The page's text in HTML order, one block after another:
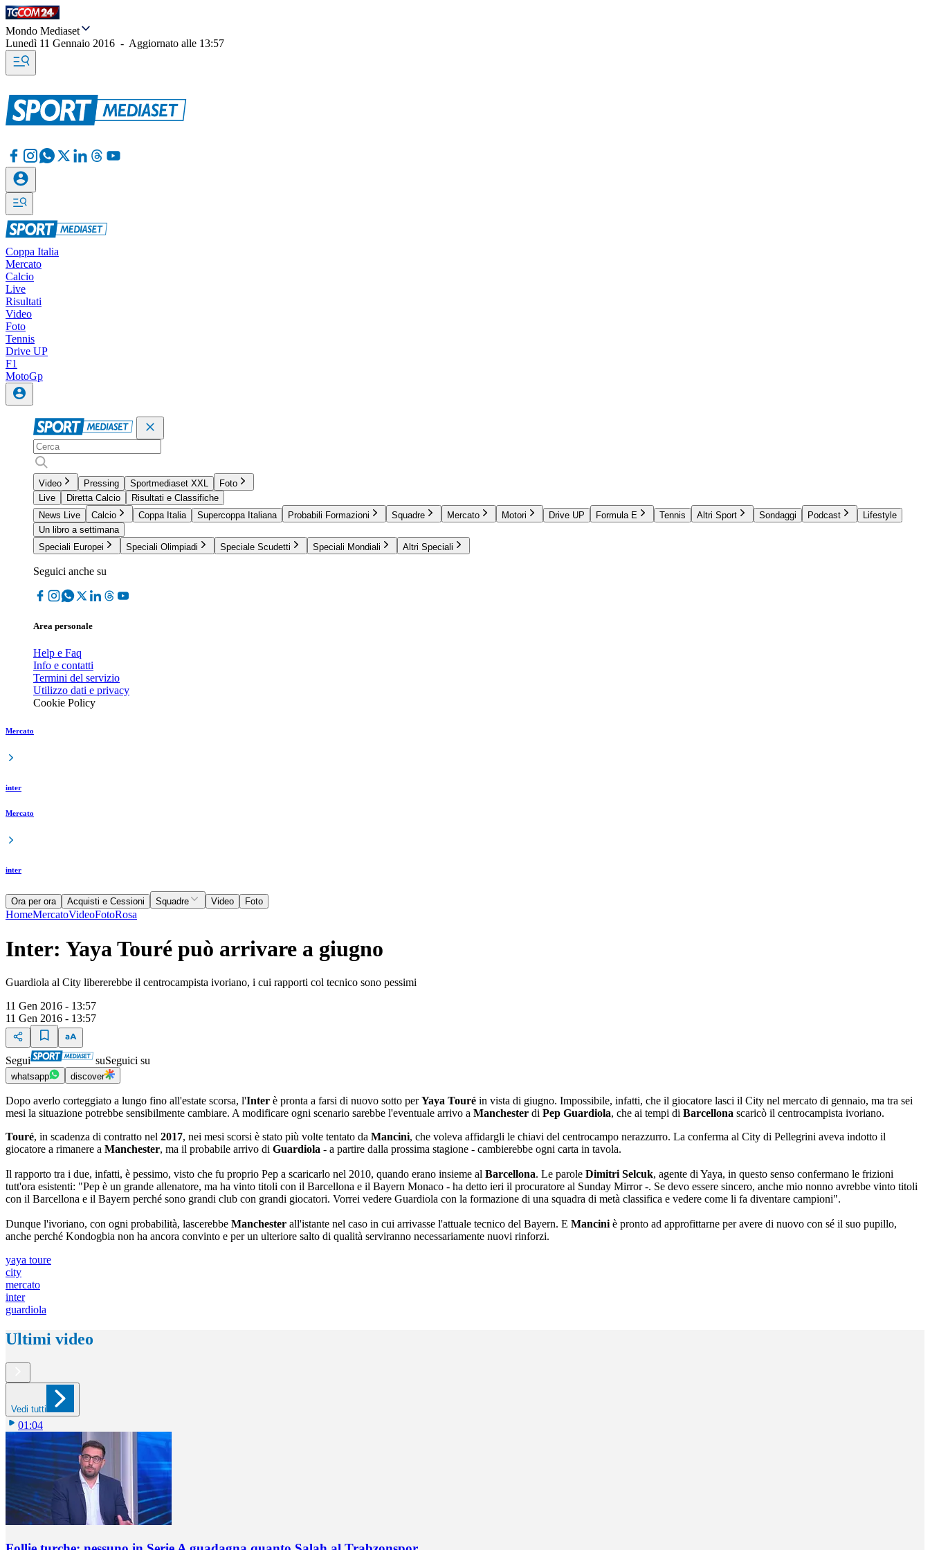
Mondo Mediaset
Lunedì 11 Gennaio 2016 - Aggiornato alle 13:57
Coppa Italia
Mercato
Calcio
Live
Risultati
Video
Foto
Tennis
Drive UP
F1
MotoGp
Video Pressing Sportmediaset XXL
Foto
Live
Diretta Calcio
Risultati e Classifiche
News Live
Calcio Coppa Italia Supercoppa Italiana Probabili Formazioni Squadre Mercato Motori Drive UP Formula E Tennis Altri Sport Sondaggi Podcast
Lifestyle
Un libro a settimana
Speciali Europei
Speciali Olimpiadi Speciale Scudetti Speciali Mondiali Altri Speciali
Seguici anche su
Area personale
Help e Faq
Info e contatti
Termini del servizio
Utilizzo dati e privacy
Cookie Policy
Mercato
inter
Mercato
inter
Ora per ora Acquisti e Cessioni Squadre Video Foto
HomeMercatoVideoFotoRosa
Inter: Yaya Touré può arrivare a giugno
Guardiola al City libererebbe il centrocampista ivoriano, i cui rapporti col tecnico sono pessimi
11 Gen 2016 - 13:57
11 Gen 2016 - 13:57
Segui suSeguici su
whatsapp discover
Dopo averlo corteggiato a lungo fino all'estate scorsa, l'Inter è pronta a farsi di nuovo sotto perYaya Touré in vista di giugno. Impossibile, infatti, che il giocatore lasci il City nel mercato di gennaio, ma tra sei
mesi la situazione potrebbe sensibilmente cambiare. A modificare ogni scenario sarebbe l'eventuale arrivo a Manchester di Pep Guardiola, che ai tempi di Barcellona scaricò il centrocampista ivoriano.
Touré, in scadenza di contratto nel 2017, nei mesi scorsi è stato più volte tentato da Mancini, che voleva affidargli le chiavi del centrocampo nerazzurro. La conferma al City di Pellegrini aveva indotto il
giocatore a rimanere a Manchester, ma il probabile arrivo di Guardiola - a partire dalla prossima stagione - cambierebbe ogni carta in tavola.
Il rapporto tra i due, infatti, è pessimo, visto che fu proprio Pep a scaricarlo nel 2010, quando erano insieme al Barcellona. Le parole Dimitri Selcuk, agente di Yaya, in questo senso confermano le frizioni
tutt'ora esistenti: "Pep è un grande allenatore, ma ha vinto titoli con il Barcellona e il Bayern Monaco - ha detto ieri il procuratore al Sunday Mirror -. Se devo essere sincero, anche mio nonno avrebbe vinto titoli
con il Barcellona e il Bayern perché sono grandi club con grandi giocatori. Vorrei vedere Guardiola con la formazione di una squadra di metà classifica e vedere come li fa diventare campioni".
Dunque l'ivoriano, con ogni probabilità, lascerebbe Manchester all'istante nel caso in cui arrivasse l'attuale tecnico del Bayern. E Mancini è pronto ad approfittarne per avere di nuovo con sé il suo pupillo,
anche perché Kondogbia non ha ancora convinto e per un ulteriore salto di qualità serviranno necessariamente nuovi rinforzi.
yaya toure
city
mercato
inter
guardiola
Ultimi video
Vedi tutti
01:04